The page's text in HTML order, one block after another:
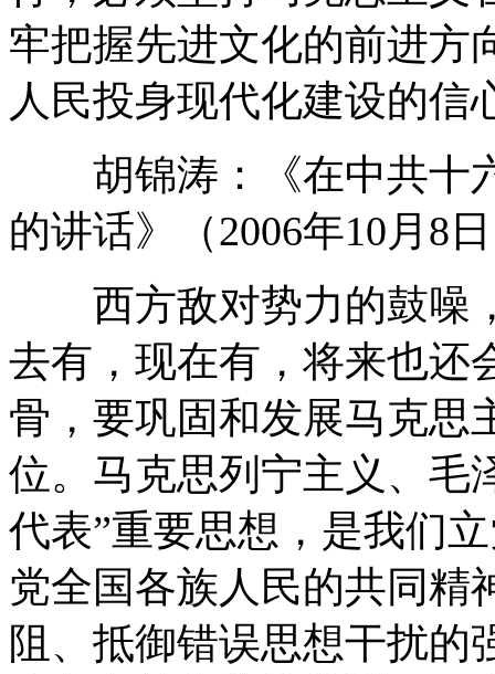
牢把握先进文化的前进方
人民投身现代化建设的信
胡锦涛：《在中共十
的讲话》（2006年10月8
西方敌对势力的鼓噪
去有，现在有，将来也还
骨，要巩固和发展马克思
位。马克思列宁主义、毛
代表”重要思想，是我们
党全国各族人民的共同精
阻、抵御错误思想干扰的